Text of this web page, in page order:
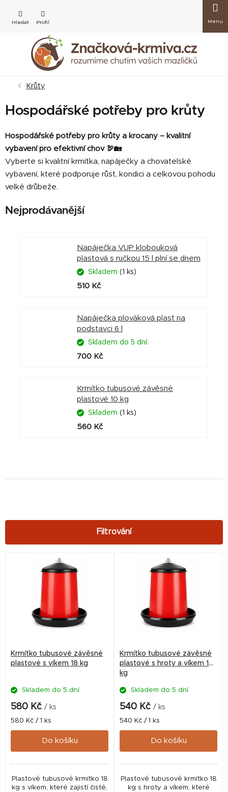
obsah
košík
Krůty
Hospodářské potřeby pro krůty
Hospodářské potřeby pro krůty a krocany – kvalitní
vybavení pro efektivní chov 🦃🏡
Vyberte si kvalitní krmítka, napáječky a chovatelské
vybavení, které podporuje růst, kondici a celkovou pohodu
velké drůbeže.
Nejprodávanější
Napáječka VUP klobouková
plastová s ručkou 15 l plní se dnem
Skladem (1 ks)
510 Kč
Napáječka plováková plast na
podstavci 6 l
Skladem do 5 dní.
700 Kč
Krmítko tubusové závěsné
plastové 10 kg
Skladem (1 ks)
560 Kč
o
Krmítko tubusové závěsné
plastové s víkem 18 kg
Skladem do 5 dní.
580 Kč / ks
Měrná
cena:
580 Kč / 1 ks
Do košíku
Plastové tubusové krmítko 18
kg s víkem, které zajistí čisté,
Krmítko tubusové závěsné
plastové s hroty a víkem 18
kg
Skladem do 5 dní.
540 Kč / ks
Měrná
cena:
540 Kč / 1 ks
Do košíku
Plastové tubusové krmítko 18
kg s hroty a víkem, které